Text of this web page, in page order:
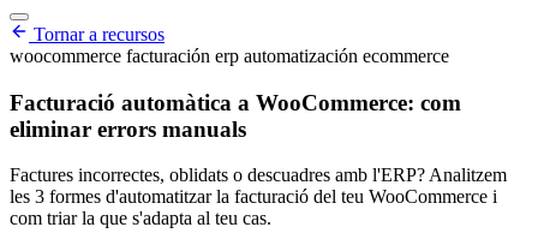
Obrir menú de navegació
Tornar a recursos
woocommerce facturación erp automatización ecommerce
Facturació automàtica a WooCommerce: com
eliminar errors manuals
Factures incorrectes, oblidats o descuadres amb l'ERP? Analitzem
les 3 formes d'automatitzar la facturació del teu WooCommerce i
com triar la que s'adapta al teu cas.